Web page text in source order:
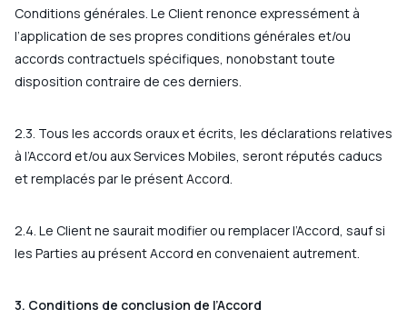
Conditions générales. Le Client renonce expressément à
l’application de ses propres conditions générales et/ou
accords contractuels spécifiques, nonobstant toute
disposition contraire de ces derniers.
2.3. Tous les accords oraux et écrits, les déclarations relatives
à l’Accord et/ou aux Services Mobiles, seront réputés caducs
et remplacés par le présent Accord.
2.4. Le Client ne saurait modifier ou remplacer l’Accord, sauf si
les Parties au présent Accord en convenaient autrement.
3. Conditions de conclusion de l’Accord